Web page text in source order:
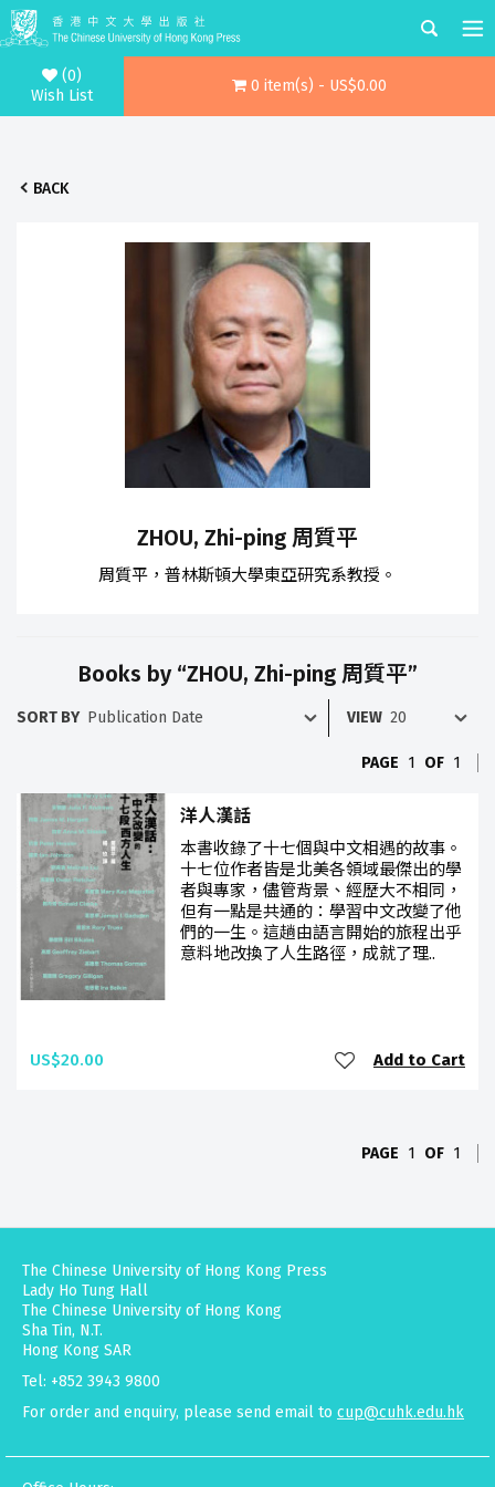
(0)
Wish List
0 item(s) - US$0.00
BACK
ZHOU, Zhi-ping 周質平
周質平，普林斯頓大學東亞研究系教授。
Books by “ZHOU, Zhi-ping 周質平”
SORT BY VIEW
PAGE 1 OF 1
洋人漢話
本書收錄了十七個與中文相遇的故事。
十七位作者皆是北美各領域最傑出的學
者與專家，儘管背景、經歷大不相同，
但有一點是共通的：學習中文改變了他
們的一生。這趟由語言開始的旅程出乎
意料地改換了人生路徑，成就了理..
US$20.00 Add to Cart
PAGE 1 OF 1
The Chinese University of Hong Kong Press
Lady Ho Tung Hall
The Chinese University of Hong Kong
Sha Tin, N.T.
Hong Kong SAR
Tel: +852 3943 9800
For order and enquiry, please send email to cup@cuhk.edu.hk